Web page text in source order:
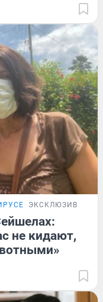
ЭКСКЛЮЗИВ
не кидают,